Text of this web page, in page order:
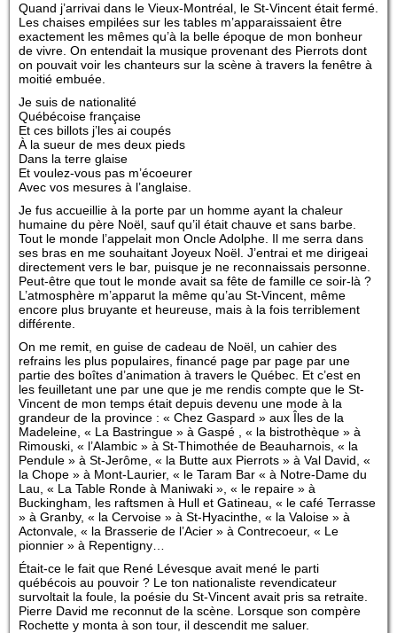
Quand j’arrivai dans le Vieux-Montréal, le St-Vincent était fermé.
Les chaises empilées sur les tables m’apparaissaient être
exactement les mêmes qu’à la belle époque de mon bonheur
de vivre. On entendait la musique provenant des Pierrots dont
on pouvait voir les chanteurs sur la scène à travers la fenêtre à
moitié embuée.
Je suis de nationalité
Québécoise française
Et ces billots j’les ai coupés
À la sueur de mes deux pieds
Dans la terre glaise
Et voulez-vous pas m’écoeurer
Avec vos mesures à l’anglaise.
Je fus accueillie à la porte par un homme ayant la chaleur
humaine du père Noël, sauf qu’il était chauve et sans barbe.
Tout le monde l’appelait mon Oncle Adolphe. Il me serra dans
ses bras en me souhaitant Joyeux Noël. J’entrai et me dirigeai
directement vers le bar, puisque je ne reconnaissais personne.
Peut-être que tout le monde avait sa fête de famille ce soir-là ?
L’atmosphère m’apparut la même qu’au St-Vincent, même
encore plus bruyante et heureuse, mais à la fois terriblement
différente.
On me remit, en guise de cadeau de Noël, un cahier des
refrains les plus populaires, financé page par page par une
partie des boîtes d’animation à travers le Québec. Et c’est en
les feuilletant une par une que je me rendis compte que le St-
Vincent de mon temps était depuis devenu une mode à la
grandeur de la province : « Chez Gaspard » aux Îles de la
Madeleine, « La Bastringue » à Gaspé , « la bistrothèque » à
Rimouski, « l’Alambic » à St-Thimothée de Beauharnois, « la
Pendule » à St-Jerôme, « la Butte aux Pierrots » à Val David, «
la Chope » à Mont-Laurier, « le Taram Bar « à Notre-Dame du
Lau, « La Table Ronde à Maniwaki », « le repaire » à
Buckingham, les raftsmen à Hull et Gatineau, « le café Terrasse
» à Granby, « la Cervoise » à St-Hyacinthe, « la Valoise » à
Actonvale, « la Brasserie de l’Acier » à Contrecoeur, « Le
pionnier » à Repentigny…
Était-ce le fait que René Lévesque avait mené le parti
québécois au pouvoir ? Le ton nationaliste revendicateur
survoltait la foule, la poésie du St-Vincent avait pris sa retraite.
Pierre David me reconnut de la scène. Lorsque son compère
Rochette y monta à son tour, il descendit me saluer.